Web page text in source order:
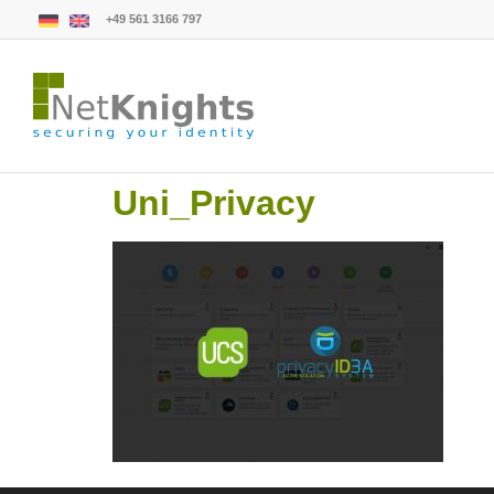
+49 561 3166 797
Uni_Privacy